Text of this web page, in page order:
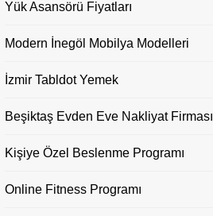
Yük Asansörü Fiyatları
Modern İnegöl Mobilya Modelleri
İzmir Tabldot Yemek
Beşiktaş Evden Eve Nakliyat Firması
Kişiye Özel Beslenme Programı
Online Fitness Programı